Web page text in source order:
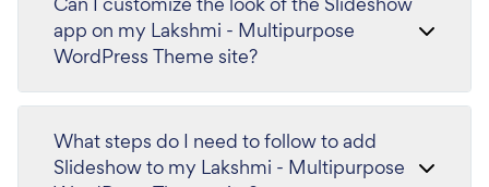
app on my Lakshmi - Multipurpose
WordPress Theme site?
What steps do I need to follow to add
Slideshow to my Lakshmi - Multipurpose